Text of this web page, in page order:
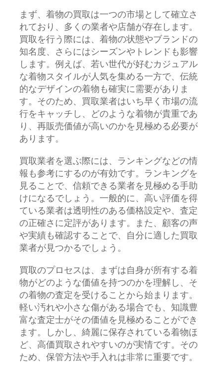
まず、着物の買取は一つの市場として確立さ
れており、多くの業者や店舗が存在します。
買取を行う際には、着物の状態やブランドの
知名度、さらにはシーズンやトレンドも影響
します。例えば、若い世代が好むカジュアル
な着物スタイルが人気を集める一方で、伝統
的なデザインの着物も確実に需要がありま
す。そのため、買取業者はいち早く市場の流
行をキャッチし、どのような着物が貴重であ
り、再販売価値が高いのかを見極める必要が
あります。
買取業者を選ぶ際には、ランキングなどの情
報も参考にするのが有効です。ランキングを
見ることで、信頼できる業者を見極める手助
けになるでしょう。一般的に、高い評価を得
ている業者は透明性のある価格設定や、査定
の正確さに定評があります。また、顧客の声
や実績も確認することで、自分に適した買取
業者が見つかるでしょう。
買取のプロセスは、まずは自身が所有する着
物がどのような価値を持つのかを理解し、そ
の着物の査定を受けることから始まります。
軽い汚れや小さな傷がある場合でも、知識豊
富な査定士がその価値を見極めることができ
ます。しかし、綺麗に保存されている着物ほ
ど、高価買取されやすいのが実情です。その
ため、保管方法や手入れは非常に重要です。